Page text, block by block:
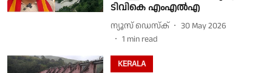
ടിവികെ എംഎൽഎ
ന്യൂസ് ഡെസ്ക്
30 May 2026
1 min read
KERALA